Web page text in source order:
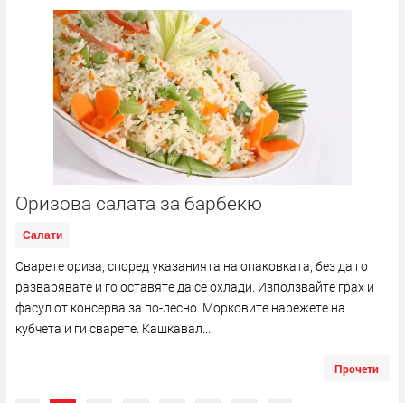
Оризова салата за барбекю
Салати
Сварете ориза, според указанията на опаковката, без да го
разварявате и го оставяте да се охлади. Използвайте грах и
фасул от консерва за по-лесно. Морковите нарежете на
кубчета и ги сварете. Кашкавал...
Прочети